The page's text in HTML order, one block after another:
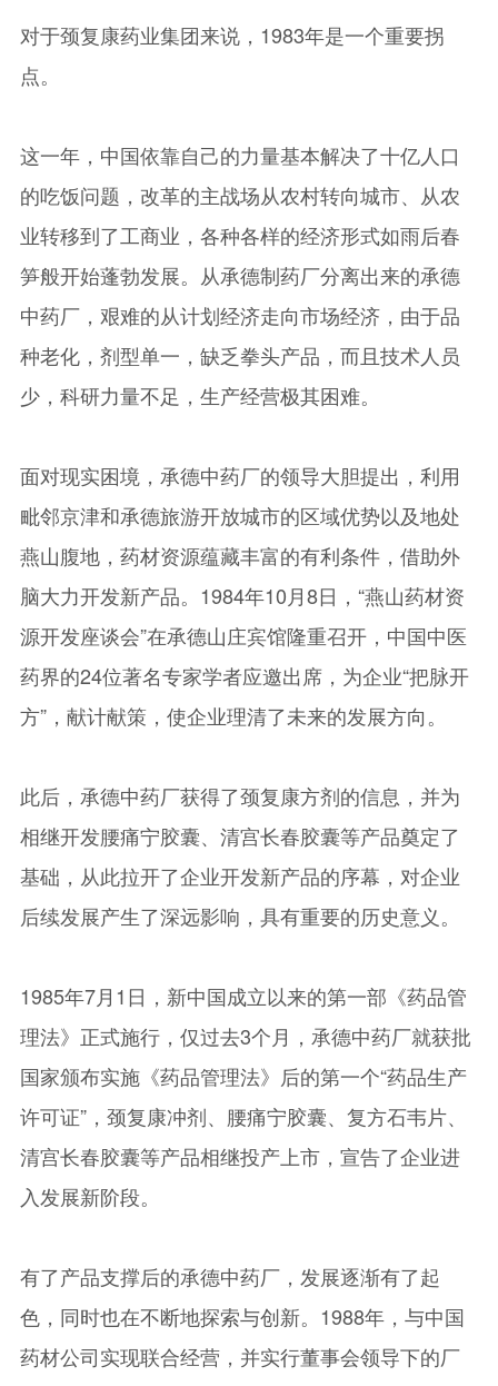
对于颈复康药业集团来说，1983年是一个重要拐
点。
这一年，中国依靠自己的力量基本解决了十亿人口
的吃饭问题，改革的主战场从农村转向城市、从农
业转移到了工商业，各种各样的经济形式如雨后春
笋般开始蓬勃发展。从承德制药厂分离出来的承德
中药厂，艰难的从计划经济走向市场经济，由于品
种老化，剂型单一，缺乏拳头产品，而且技术人员
少，科研力量不足，生产经营极其困难。
面对现实困境，承德中药厂的领导大胆提出，利用
毗邻京津和承德旅游开放城市的区域优势以及地处
燕山腹地，药材资源蕴藏丰富的有利条件，借助外
脑大力开发新产品。1984年10月8日，“燕山药材资
源开发座谈会”在承德山庄宾馆隆重召开，中国中医
药界的24位著名专家学者应邀出席，为企业“把脉开
方”，献计献策，使企业理清了未来的发展方向。
此后，承德中药厂获得了颈复康方剂的信息，并为
相继开发腰痛宁胶囊、清宫长春胶囊等产品奠定了
基础，从此拉开了企业开发新产品的序幕，对企业
后续发展产生了深远影响，具有重要的历史意义。
1985年7月1日，新中国成立以来的第一部《药品管
理法》正式施行，仅过去3个月，承德中药厂就获批
国家颁布实施《药品管理法》后的第一个“药品生产
许可证”，颈复康冲剂、腰痛宁胶囊、复方石韦片、
清宫长春胶囊等产品相继投产上市，宣告了企业进
入发展新阶段。
有了产品支撑后的承德中药厂，发展逐渐有了起
色，同时也在不断地探索与创新。1988年，与中国
药材公司实现联合经营，并实行董事会领导下的厂